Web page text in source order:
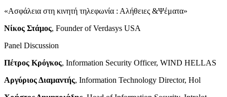
«Ασφάλεια στη κινητή τηλεφωνία : Αλήθειες &Ψέματα»
Νίκος Στάμος, Founder of Verdasys USA
Panel Discussion
Πέτρος Κρόγκος, Information Security Officer, WIND HELLAS
Αργύριος Διαμαντής, Information Technology Director, Hol